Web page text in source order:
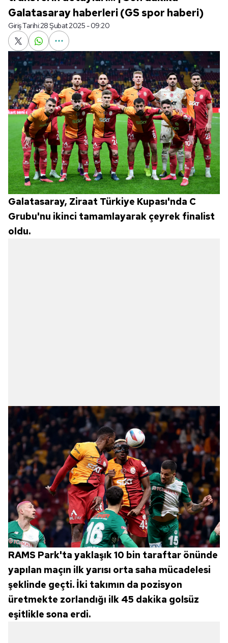
Galatasaray haberleri (GS spor haberi)
Giriş Tarihi:28 Şubat 2025 - 09:20
Galatasaray, Ziraat Türkiye Kupası'nda C
Grubu'nu ikinci tamamlayarak çeyrek finalist
oldu.
RAMS Park'ta yaklaşık 10 bin taraftar önünde
yapılan maçın ilk yarısı orta saha mücadelesi
şeklinde geçti. İki takımın da pozisyon
üretmekte zorlandığı ilk 45 dakika golsüz
eşitlikle sona erdi.